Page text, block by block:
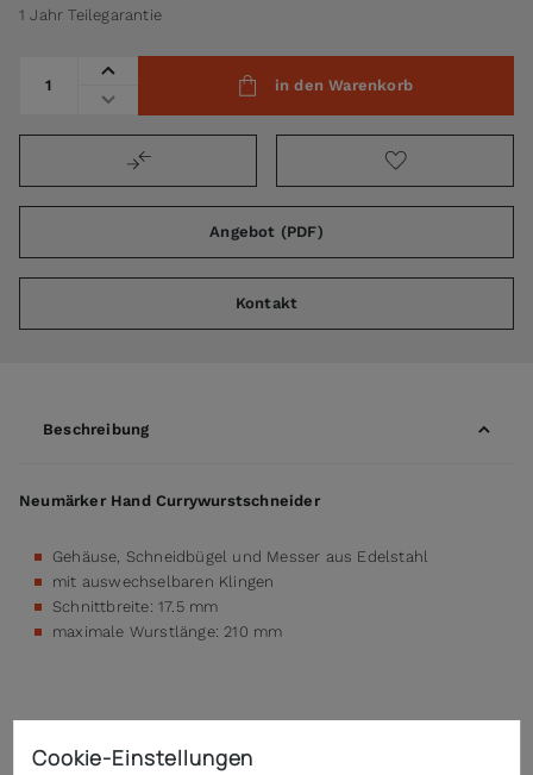
1 Jahr Teilegarantie
in den Warenkorb
Angebot (PDF)
Kontakt
Beschreibung
Neumärker Hand Currywurstschneider
Gehäuse, Schneidbügel und Messer aus Edelstahl
mit auswechselbaren Klingen
Schnittbreite: 17.5 mm
maximale Wurstlänge: 210 mm
Cookie-Einstellungen